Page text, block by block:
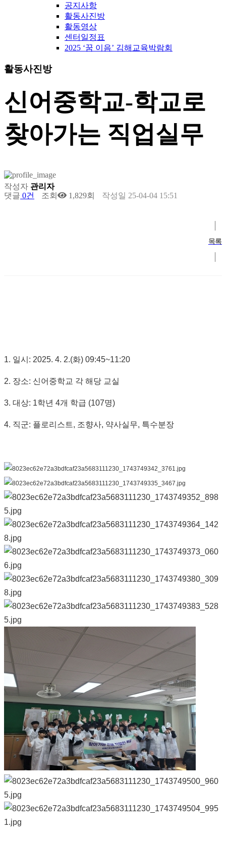
공지사항
활동사진방
활동영상
센터일정표
2025 ‘꿈 이음’ 김해교육박람회
활동사진방
신어중학교-학교로
찾아가는 직업실무
작성자 관리자
댓글 0건 조회 1,829회 작성일 25-04-04 15:51
목록
1. 일시: 2025. 4. 2.(화) 09:45~11:20
2. 장소: 신어중학교 각 해당 교실
3. 대상: 1학년 4개 학급 (107명)
4. 직군: 플로리스트, 조향사, 약사실무, 특수분장